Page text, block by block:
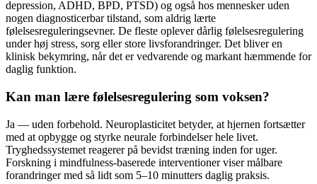
depression, ADHD, BPD, PTSD) og også hos mennesker uden
nogen diagnosticerbar tilstand, som aldrig lærte
følelsesreguleringsevner. De fleste oplever dårlig følelsesregulering
under høj stress, sorg eller store livsforandringer. Det bliver en
klinisk bekymring, når det er vedvarende og markant hæmmende for
daglig funktion.
Kan man lære følelsesregulering som voksen?
Ja — uden forbehold. Neuroplasticitet betyder, at hjernen fortsætter
med at opbygge og styrke neurale forbindelser hele livet.
Tryghedssystemet reagerer på bevidst træning inden for uger.
Forskning i mindfulness-baserede interventioner viser målbare
forandringer med så lidt som 5–10 minutters daglig praksis.